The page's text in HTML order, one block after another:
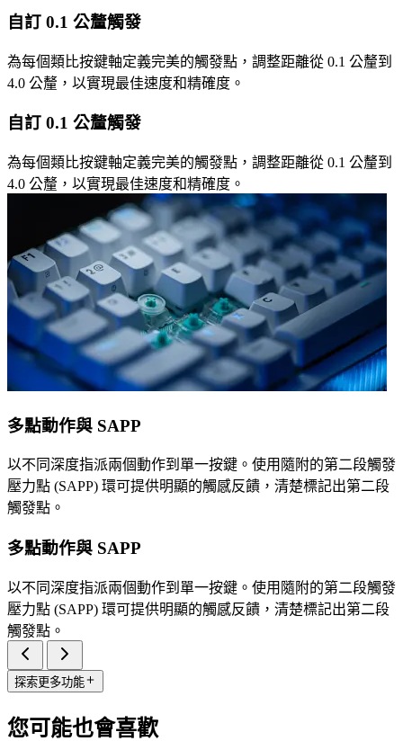
自訂 0.1 公釐觸發
為每個類比按鍵軸定義完美的觸發點，調整距離從 0.1 公釐到
4.0 公釐，以實現最佳速度和精確度。
自訂 0.1 公釐觸發
為每個類比按鍵軸定義完美的觸發點，調整距離從 0.1 公釐到
4.0 公釐，以實現最佳速度和精確度。
多點動作與 SAPP
以不同深度指派兩個動作到單一按鍵。使用隨附的第二段觸發
壓力點 (SAPP) 環可提供明顯的觸感反饋，清楚標記出第二段
觸發點。
多點動作與 SAPP
以不同深度指派兩個動作到單一按鍵。使用隨附的第二段觸發
壓力點 (SAPP) 環可提供明顯的觸感反饋，清楚標記出第二段
觸發點。
探索更多功能
您可能也會喜歡